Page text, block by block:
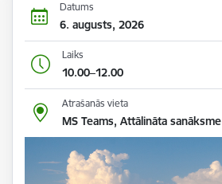
Datums
6. augusts, 2026
Laiks
10.00–12.00
Atrašanās vieta
MS Teams, Attālināta sanāksme